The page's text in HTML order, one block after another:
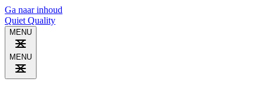
Ga naar inhoud
Quiet Quality
MENU
MENU